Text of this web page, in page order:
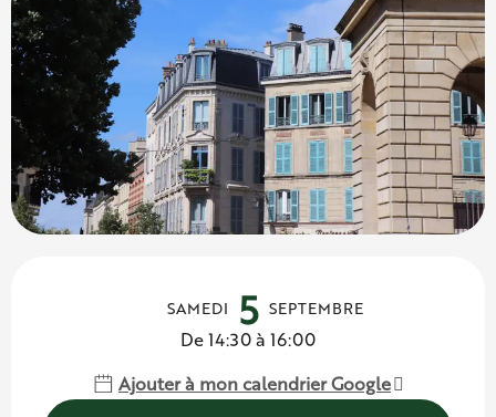
Ouverture et coordonnées
SAMEDI 5 SEPTEMBRE
De 14:30 à 16:00
Ajouter à mon calendrier Google